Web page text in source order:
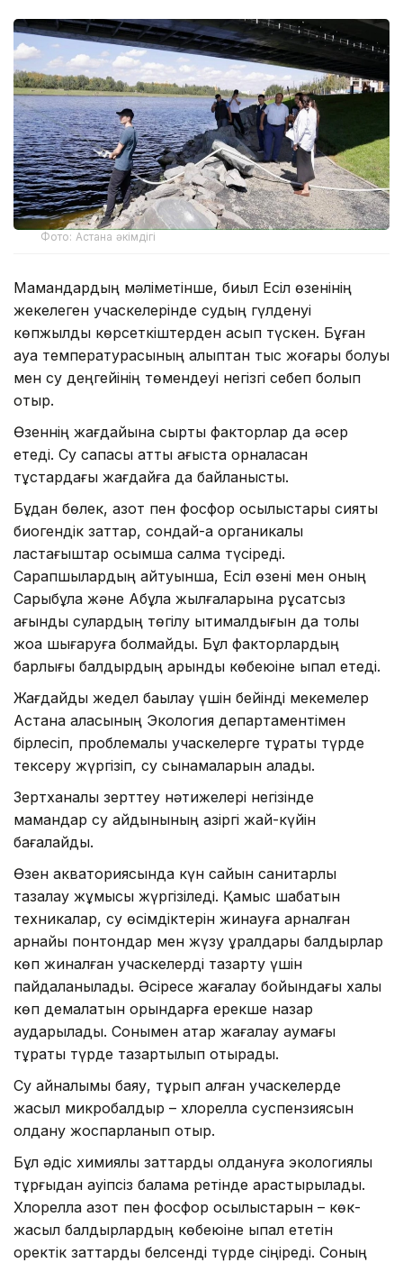
Фото: Астана әкімдігі
Мамандардың мәліметінше, биыл Есіл өзенінің
жекелеген учаскелерінде судың гүлденуі
көпжылдық көрсеткіштерден асып түскен. Бұған
ауа температурасының қалыптан тыс жоғары болуы
мен су деңгейінің төмендеуі негізгі себеп болып
отыр.
Өзеннің жағдайына сыртқы факторлар да әсер
етеді. Су сапасы қатты ағыста орналасқан
тұстардағы жағдайға да байланысты.
Бұдан бөлек, азот пен фосфор қосылыстары сияқты
биогендік заттар, сондай-ақ органикалық
ластағыштар қосымша салмақ түсіреді.
Сарапшылардың айтуынша, Есіл өзені мен оның
Сарыбұлақ және Ақбұлақ жылғаларына рұқсатсыз
ағынды сулардың төгілу ықтималдығын да толық
жоққа шығаруға болмайды. Бұл факторлардың
барлығы балдырдың қарқынды көбеюіне ықпал етеді.
Жағдайды жедел бақылау үшін бейінді мекемелер
Астана қаласының Экология департаментімен
бірлесіп, проблемалы учаскелерге тұрақты түрде
тексеру жүргізіп, су сынамаларын алады.
Зертханалық зерттеу нәтижелері негізінде
мамандар су айдынының қазіргі жай-күйін
бағалайды.
Өзен акваториясында күн сайын санитарлық
тазалау жұмысы жүргізіледі. Қамыс шабатын
техникалар, су өсімдіктерін жинауға арналған
арнайы понтондар мен жүзу құралдары балдырлар
көп жиналған учаскелерді тазарту үшін
пайдаланылады. Әсіресе жағалау бойындағы халық
көп демалатын орындарға ерекше назар
аударылады. Сонымен қатар жағалау аумағы
тұрақты түрде тазартылып отырады.
Су айналымы баяу, тұрып қалған учаскелерде
жасыл микробалдыр – хлорелла суспензиясын
қолдану жоспарланып отыр.
Бұл әдіс химиялық заттарды қолдануға экологиялық
тұрғыдан қауіпсіз балама ретінде қарастырылады.
Хлорелла азот пен фосфор қосылыстарын – көк-
жасыл балдырлардың көбеюіне ықпал ететін
қоректік заттарды белсенді түрде сіңіреді. Соның